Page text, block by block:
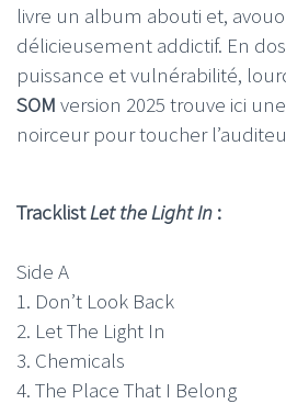
livre un album abouti et,
délicieusement addictif. En
puissance et vulnérabilité,
SOM version 2025 trouve ici
noirceur pour toucher
TracklistLet the Light In :
Side A
1. Don’t Look Back
2. Let The Light In
3. Chemicals
4. The Place That I Belong